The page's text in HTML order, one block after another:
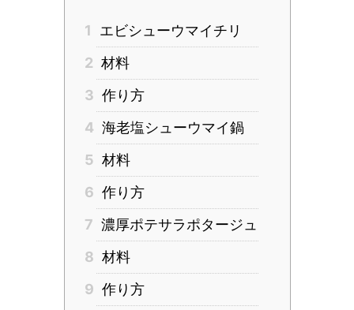
1
エビシューウマイチリ
2 材料
3 作り方
4 海老塩シューウマイ鍋
5 材料
6 作り方
7 濃厚ポテサラポタージュ
8 材料
9 作り方